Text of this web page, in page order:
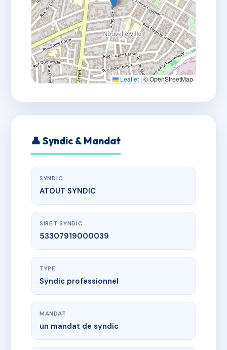
Leaflet | © OpenStreetMap
👤 Syndic & Mandat
SYNDIC
ATOUT SYNDIC
SIRET SYNDIC
53307919000039
TYPE
Syndic professionnel
MANDAT
un mandat de syndic